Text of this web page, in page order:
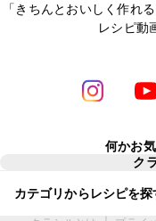
「きちんとおいしく作れ
レシピ動
何かお
ク
カテゴリからレシピを探